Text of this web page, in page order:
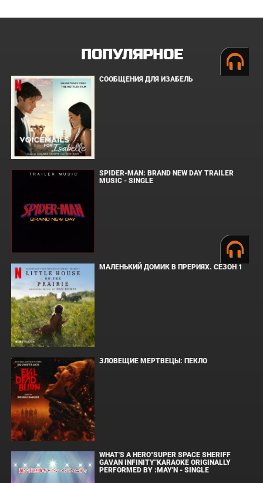
ПОПУЛЯРНОЕ
СООБЩЕНИЯ ДЛЯ ИЗАБЕЛЬ
SPIDER-MAN: BRAND NEW DAY TRAILER
MUSIC - SINGLE
МАЛЕНЬКИЙ ДОМИК В ПРЕРИЯХ. СЕЗОН 1
ЗЛОВЕЩИЕ МЕРТВЕЦЫ: ПЕКЛО
WHAT'S A HERO"SUPER SPACE SHERIFF
GAVAN INFINITY"KARAOKE ORIGINALLY
PERFORMED BY :MAY'N - SINGLE